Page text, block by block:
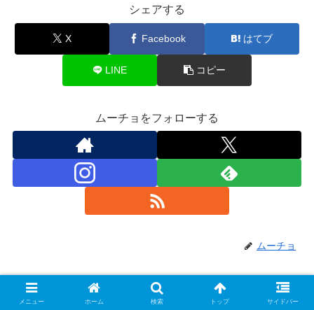
シェアする
X Facebook はてブ
LINE コピー
ムーチョをフォローする
ムーチョ
関連記事
メニュー ホーム 検索 トップ サイドバー